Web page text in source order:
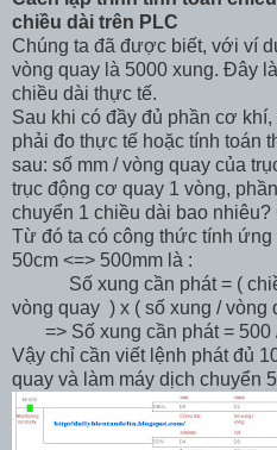
chiều dài trên PLC
Chúng ta đã được biết, với ví
vòng quay là 5000 xung. Đây
chiều dài thực tế.
Sau khi có đầy đủ phần cơ
phải đo thực tế hoặc tính toán
sau: số mm / vòng quay của
trục động cơ quay 1 vòng,
chuyển 1 chiều dài bao
Từ đó ta có công thức tính
50cm <=> 500mm là :
Số xung cần phát = (
vòng quay ) x ( số xung / vòng
=> Số xung cần phát = 500
Vậy chỉ cần viết lệnh phát đủ
quay và làm máy dịch chuyển